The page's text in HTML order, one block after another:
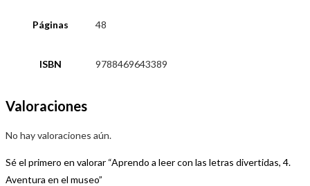
Páginas 48
ISBN 9788469643389
Valoraciones
No hay valoraciones aún.
Sé el primero en valorar “Aprendo a leer con las letras divertidas, 4.
Aventura en el museo”